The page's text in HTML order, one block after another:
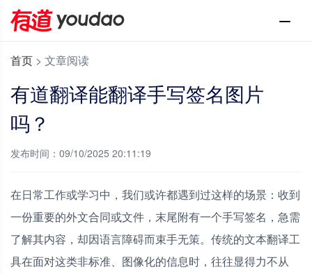
首页 > 文章阅读
有道翻译能翻译手写签名图片
吗？
发布时间：09/10/2025 20:11:19
在日常工作或学习中，我们或许都遇到过这样的场景：收到
一份重要的外文合同或文件，末尾附有一个手写签名，急需
了解其内容，却因语言障碍而束手无策。传统的文本翻译工
具在面对这类非标准、图像化的信息时，往往显得力不从